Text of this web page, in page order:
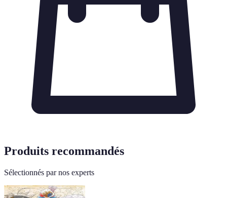
Produits recommandés
Sélectionnés par nos experts